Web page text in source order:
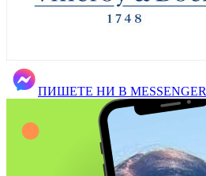
ПИШЕТЕ НИ В MESSENGER